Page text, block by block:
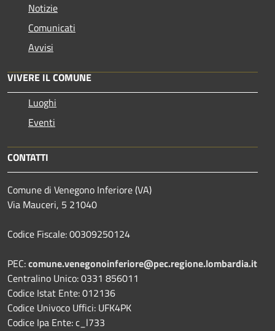
Notizie
Comunicati
Avvisi
VIVERE IL COMUNE
Luoghi
Eventi
CONTATTI
Comune di Venegono Inferiore (VA)
Via Mauceri, 5 21040
Codice Fiscale: 00309250124
PEC:comune.venegonoinferiore@pec.regione.lombardia.it
Centralino Unico: 0331 856011
Codice Istat Ente: 012136
Codice Univoco Uffici: UFK4PK
Codice Ipa Ente: c_l733